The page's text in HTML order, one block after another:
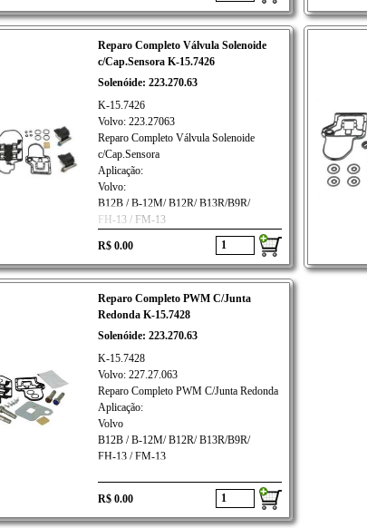
Reparo Completo Válvula Solenoide
c/Cap.Sensora K-15.7426
Solenóide: 223.270.63
K-15.7426
Volvo: 223.27063
Reparo Completo Válvula Solenoide
c/Cap.Sensora
Aplicação:
Volvo:
B12B / B-12M/ B12R/ B13R/B9R/
FH-13 / FM-13
R$ 0.00
Reparo Completo PWM C/Junta
Redonda K-15.7428
Solenóide: 223.270.63
K-15.7428
Volvo: 227.27.063
Reparo Completo PWM C/Junta Redonda
Aplicação:
Volvo
B12B / B-12M/ B12R/ B13R/B9R/
FH-13 / FM-13
R$ 0.00